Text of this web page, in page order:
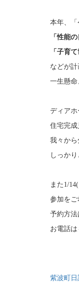
本年、「
「性能
「子育
などが
一生懸命
ディアホ
住宅完成
我々から
しっか
また1/
参加をご
予約方法
お電話
紫波町日